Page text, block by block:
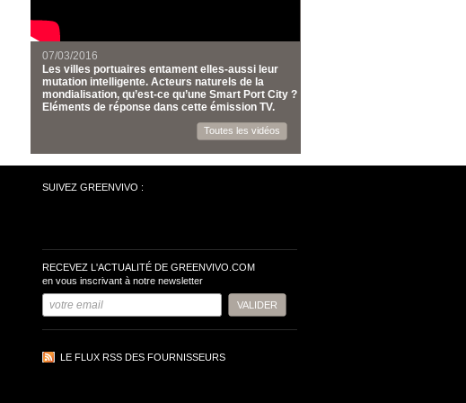
07/03/2016
Les villes portuaires entament elles-aussi leur
mutation intelligente. Acteurs naturels de la
mondialisation, qu’est-ce qu’une Smart Port City ?
Eléments de réponse dans cette émission TV.
Toutes les vidéos
SUIVEZ GREENVIVO :
RECEVEZ L'ACTUALITÉ DE GREENVIVO.COM
en vous inscrivant à notre newsletter
LE FLUX RSS DES FOURNISSEURS